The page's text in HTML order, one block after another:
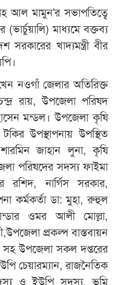
আল মামুন'র সভাপতিত্বে
(ভার্চুয়ালি) মাধ্যমে বক্তব্য
সরকারের খাদ্যমন্ত্রী বীর
নওগাঁ জেলার অতিরিক্ত
রায়, উপজেলা পরিষদ
মন্ডল। উপজেলা কৃষি
উপস্থাপনায় উপস্থিত
জাহান লুনা, কৃষি
পরিষদের সদস্য ফাইমা
রশিদ, নার্গিস সরকার,
কর্মকর্তা ডা: মুহা, রুহুল
ওমর আলী মোল্লা,
প্রকল্প বাস্তবায়ন
সহ উপজেলা সকল দপ্তরের
চেয়ারম্যান, রাজনৈতিক
ও ইউপি সদস্য, ভূমি